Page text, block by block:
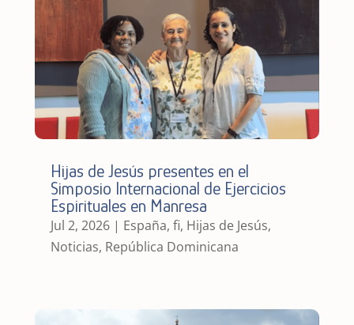
Hijas de Jesús presentes en el
Simposio Internacional de Ejercicios
Espirituales en Manresa
Jul 2, 2026| España, fi, Hijas de Jesús,
Noticias, República Dominicana